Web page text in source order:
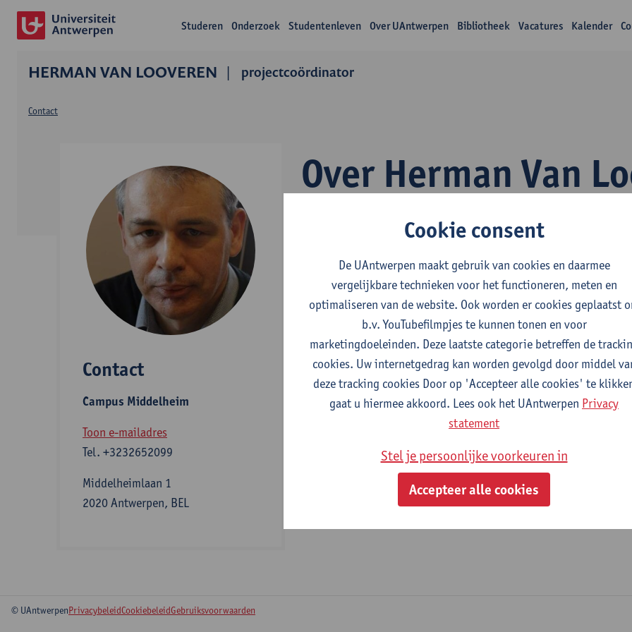
Studeren Onderzoek Studentenleven Over UAntwerpen Bibliotheek Vacatures Kalender
HERMAN VAN LOOVEREN projectcoördinator
Over Herman Van
Contact
Contact
Campus Middelheim
Toon e-mailadres
Tel. +3232652099
Middelheimlaan 1
2020 Antwerpen, BEL
Afdeling
Dienst Gebouwen - algemeen
Statuut & functies
Admin. & techn. personeel
© UAntwerpenPrivacybeleidCookiebeleidGebruiksvoorwaarden
Cookie consent
De UAntwerpen maakt gebruik van cookies en daarmee
vergelijkbare technieken voor het functioneren, meten en
optimaliseren van de website. Ook worden er cookies geplaatst
b.v. YouTubefilmpjes te kunnen tonen en voor
marketingdoeleinden. Deze laatste categorie betreffen de
cookies. Uw internetgedrag kan worden gevolgd door middel
deze tracking cookies Door op 'Accepteer alle cookies' te
gaat u hiermee akkoord. Lees ook het UAntwerpen Privacy
statement
Stel je persoonlijke voorkeuren in
Accepteer alle cookies